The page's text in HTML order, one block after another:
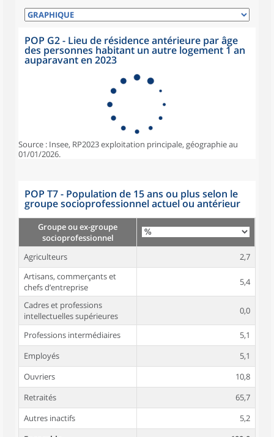
POP G2 - Lieu de résidence antérieure par âge
des personnes habitant un autre logement 1 an
auparavant en 2023
Source : Insee, RP2023 exploitation principale, géographie au
01/01/2026.
POP T7 - Population de 15 ans ou plus selon le
groupe socioprofessionnel actuel ou antérieur
Groupe ou ex-groupe
socioprofessionnel
Agriculteurs
2,7
Artisans, commerçants et
chefs d’entreprise
5,4
Cadres et professions
intellectuelles supérieures
0,0
Professions intermédiaires
5,1
Employés
5,1
Ouvriers
10,8
Retraités
65,7
Autres inactifs
5,2